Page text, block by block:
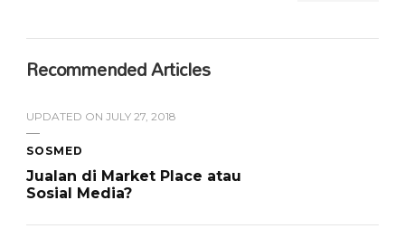
Recommended Articles
UPDATED ON JULY 27, 2018
SOSMED
Jualan di Market Place atau
Sosial Media?